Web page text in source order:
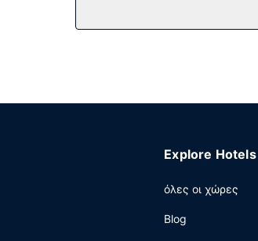
Γνωρίστε άλλους
π.μ..
Explore Hotels
όλες οι χώρες
Blog